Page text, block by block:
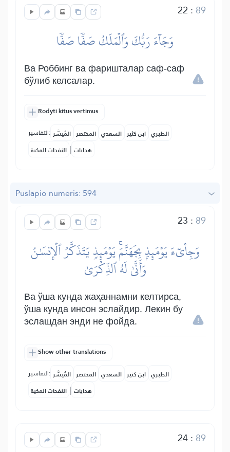
22 : 89
وَجَآءَ رَبُّكَ وَٱلۡمَلَكُ صَفّٗا صَفّٗا
Ва Роббинг ва фаришталар саф-саф
бўлиб келсалар.
Rodyti kitus vertimus
التفاسير: المُيسَّر المختصر السعدي ابن كثير الطبري
النفحات المكية | هدايات
Puslapio numeris: 594
23 : 89
وَجِاْيٓءَ يَوۡمَئِذِۭ بِجَهَنَّمَۚ يَوۡمَئِذٖ يَتَذَكَّرُ ٱلۡإِنسَٰنُ
وَأَنَّىٰ لَهُ ٱلذِّكۡرَىٰ
Ва ўша кунда жаҳаннамни келтирса,
ўша кунда инсон эслайдир. Лекин бу
эслашдан энди не фойда.
Show other translations
التفاسير: المُيسَّر المختصر السعدي ابن كثير الطبري
النفحات المكية | هدايات
24: 89